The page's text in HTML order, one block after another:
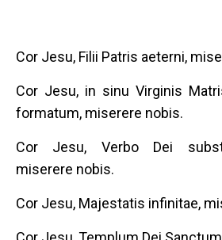
Cor Jesu, Filii Patris aeterni,
Cor Jesu, in sinu Virginis
formatum, miserere nobis.
Cor Jesu, Verbo Dei
miserere nobis.
Cor Jesu, Majestatis infinitae,